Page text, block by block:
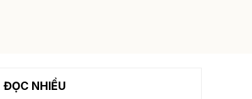
ĐỌC NHIỀU